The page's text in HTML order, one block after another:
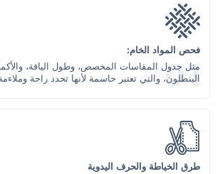
فحص المواد الخام:
مثل جدول المقاسات المخصص، وطول الياقة،
البنطلون، والتي تعتبر حاسمة لأنها تحدد راحة
طرق الخياطة والحرف اليدوية